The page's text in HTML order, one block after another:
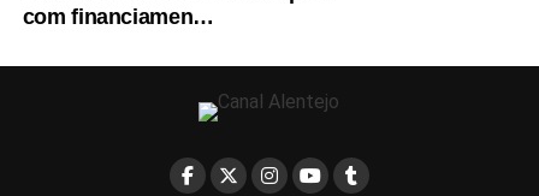
com financiamen…